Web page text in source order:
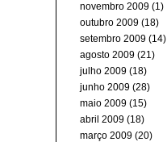
novembro 2009 (1)
outubro 2009 (18)
setembro 2009 (14)
agosto 2009 (21)
julho 2009 (18)
junho 2009 (28)
maio 2009 (15)
abril 2009 (18)
março 2009 (20)